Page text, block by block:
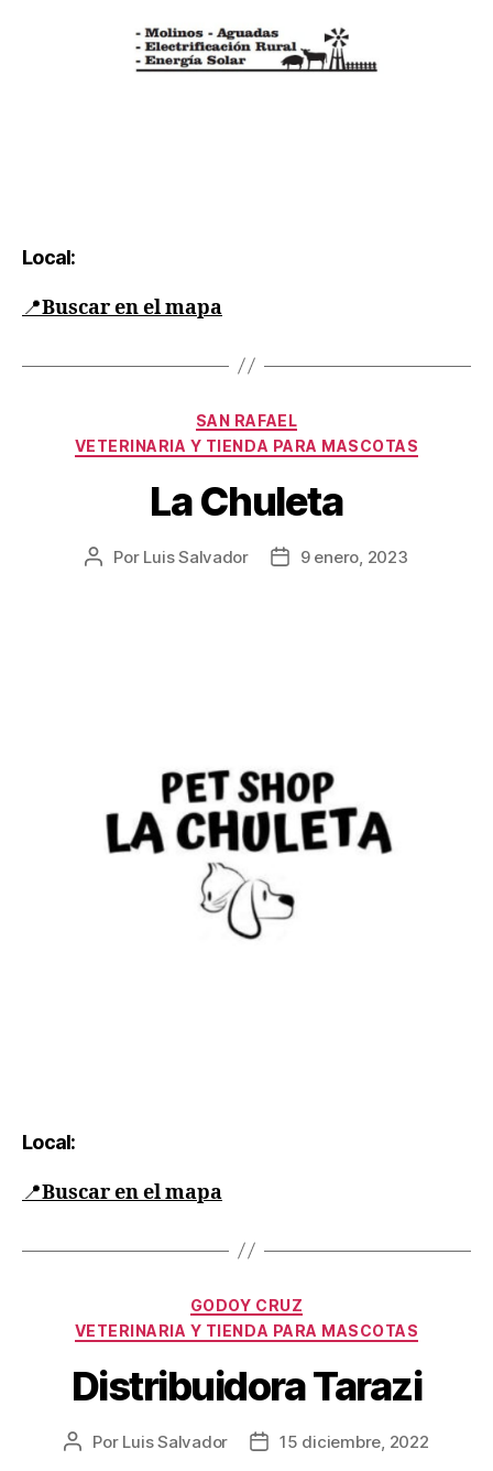
Local:
📍Buscar en el mapa
SAN RAFAEL
VETERINARIA Y TIENDA PARA MASCOTAS
La Chuleta
Por Luis Salvador 9 enero, 2023
Local:
📍Buscar en el mapa
GODOY CRUZ
VETERINARIA Y TIENDA PARA MASCOTAS
Distribuidora Tarazi
Por Luis Salvador 15 diciembre, 2022